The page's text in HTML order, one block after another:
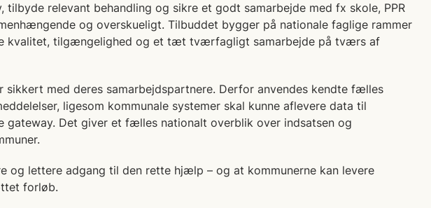
tilbyde relevant behandling og sikre et godt samarbejde med fx skole, PPR
og overskueligt. Tilbuddet bygger på nationale faglige rammer
kvalitet, tilgængelighed og et tæt tværfagligt samarbejde på tværs af
sikkert med deres samarbejdspartnere. Derfor anvendes kendte fælles
ligesom kommunale systemer skal kunne aflevere data til
gateway. Det giver et fælles nationalt overblik over indsatsen og
og lettere adgang til den rette hjælp – og at kommunerne kan levere
forløb.